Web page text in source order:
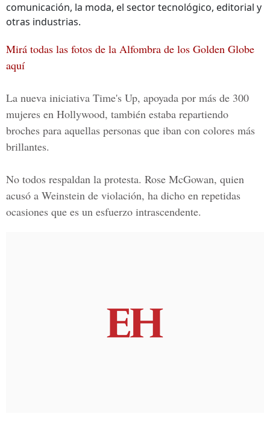
comunicación, la moda, el sector tecnológico, editorial y
otras industrias.
Mirá todas las fotos de la Alfombra de los Golden Globe
aquí
La nueva iniciativa Time's Up, apoyada por más de 300
mujeres en Hollywood, también estaba repartiendo
broches para aquellas personas que iban con colores más
brillantes.
No todos respaldan la protesta. Rose McGowan, quien
acusó a Weinstein de violación, ha dicho en repetidas
ocasiones que es un esfuerzo intrascendente.